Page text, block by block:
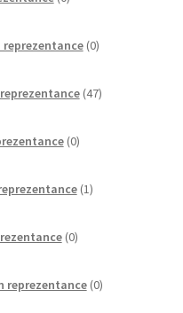
izdelkov
0izdelkov
47izdelkov
0izdelkov
1izdelek
0izdelkov
reprezentance 0izdelkov